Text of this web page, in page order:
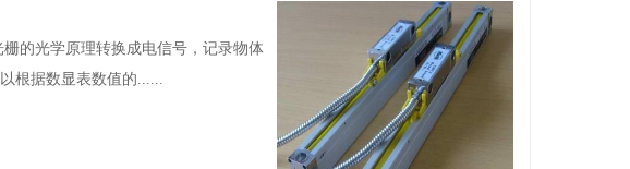
的光学原理转换成电信号，记录物体
根据数显表数值的......